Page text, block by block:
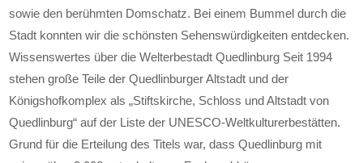
sowie den berühmten Domschatz. Bei einem Bummel durch die
Stadt konnten wir die schönsten Sehenswürdigkeiten entdecken.
Wissenswertes über die Welterbestadt Quedlinburg Seit 1994
stehen große Teile der Quedlinburger Altstadt und der
Königshofkomplex als „Stiftskirche, Schloss und Altstadt von
Quedlinburg“ auf der Liste der UNESCO-Weltkulturerbestätten.
Grund für die Erteilung des Titels war, dass Quedlinburg mit